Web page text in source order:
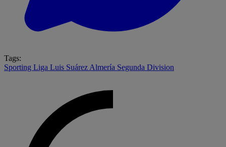
Tags:
Sporting Liga Luis Suárez Almería Segunda Division